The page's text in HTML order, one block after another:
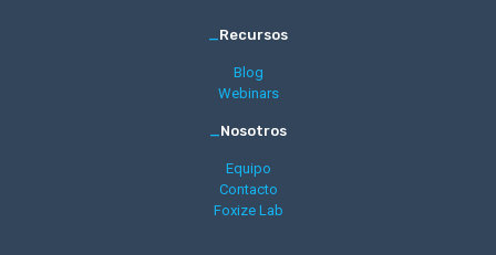
_Recursos
Blog
Webinars
_Nosotros
Equipo
Contacto
Foxize Lab